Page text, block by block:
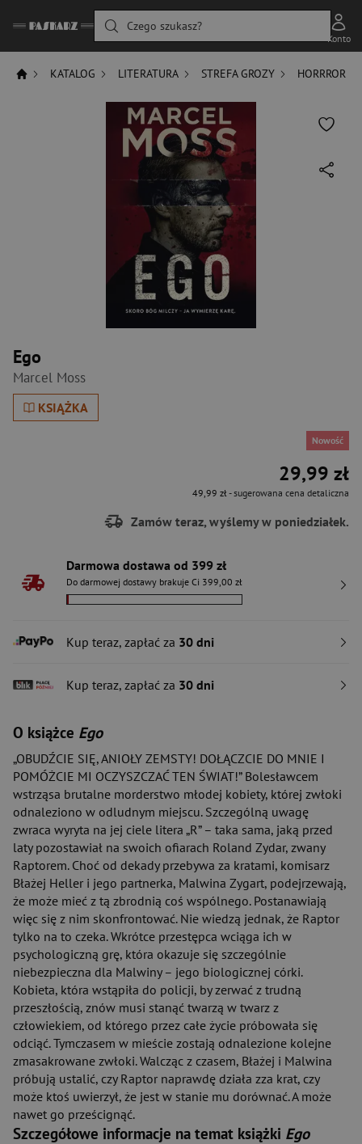
Czego szukasz?
Konto
KATALOG LITERATURA STREFA GROZY HORRROR
Ego
Marcel Moss
KSIĄŻKA
Nowość
29,99 zł
49,99 zł- sugerowana cena detaliczna
Zamów teraz, wyślemy w poniedziałek.
Darmowa dostawa od 399 zł
Do darmowej dostawy brakuje Ci 399,00 zł
Kup teraz, zapłać za 30 dni
Kup teraz, zapłać za 30 dni
O książce Ego
„OBUDŹCIE SIĘ, ANIOŁY ZEMSTY! DOŁĄCZCIE DO MNIE I
POMÓŻCIE MI OCZYSZCZAĆ TEN ŚWIAT!” Bolesławcem
wstrząsa brutalne morderstwo młodej kobiety, której zwłoki
odnaleziono w odludnym miejscu. Szczególną uwagę
zwraca wyryta na jej ciele litera „R” – taka sama, jaką przed
laty pozostawiał na swoich ofiarach Roland Zydar, zwany
Raptorem. Choć od dekady przebywa za kratami, komisarz
Błażej Heller i jego partnerka, Malwina Zygart, podejrzewają,
że może mieć z tą zbrodnią coś wspólnego. Postanawiają
więc się z nim skonfrontować. Nie wiedzą jednak, że Raptor
tylko na to czeka. Wkrótce przestępca wciąga ich w
psychologiczną grę, która okazuje się szczególnie
niebezpieczna dla Malwiny – jego biologicznej córki.
Kobieta, która wstąpiła do policji, by zerwać z trudną
przeszłością, znów musi stanąć twarzą w twarz z
człowiekiem, od którego przez całe życie próbowała się
odciąć. Tymczasem w mieście zostają odnalezione kolejne
zmasakrowane zwłoki. Walcząc z czasem, Błażej i Malwina
próbują ustalić, czy Raptor naprawdę działa zza krat, czy
może ktoś uwierzył, że jest w stanie mu dorównać. A może
nawet go prześcignąć.
Szczegółowe informacje na temat książki Ego